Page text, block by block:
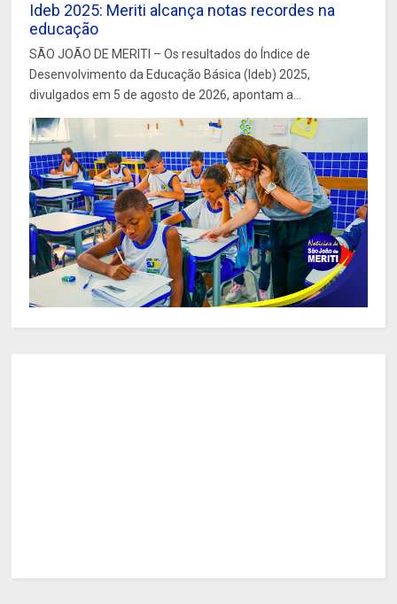
Ideb 2025: Meriti alcança notas recordes na
educação
SÃO JOÃO DE MERITI – Os resultados do Índice de
Desenvolvimento da Educação Básica (Ideb) 2025,
divulgados em 5 de agosto de 2026, apontam a...